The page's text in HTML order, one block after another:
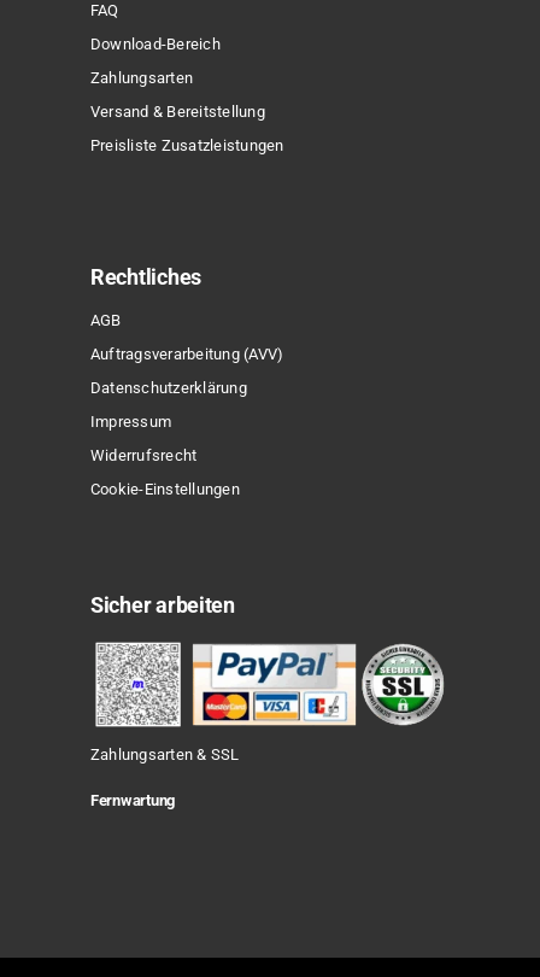
FAQ
Download-Bereich
Zahlungsarten
Versand & Bereitstellung
Preisliste Zusatzleistungen
Rechtliches
AGB
Auftragsverarbeitung (AVV)
Datenschutzerklärung
Impressum
Widerrufsrecht
Cookie-Einstellungen
Sicher arbeiten
Zahlungsarten & SSL
Fernwartung